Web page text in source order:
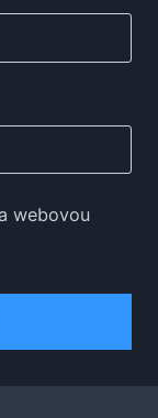
webovou